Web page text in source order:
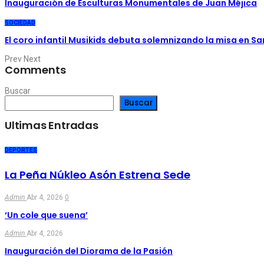
Inauguración de Esculturas Monumentales de Juan Méjica
SOCIEDAD
El coro infantil Musikids debuta solemnizando la misa en
Prev Next
Comments
Buscar
Buscar
Ultimas Entradas
DEPORTES
La Peña Núkleo Asón Estrena Sede
Admin Abr 4, 2026 0
‘Un cole que suena’
Admin Abr 4, 2026
Inauguración del Diorama de la Pasión